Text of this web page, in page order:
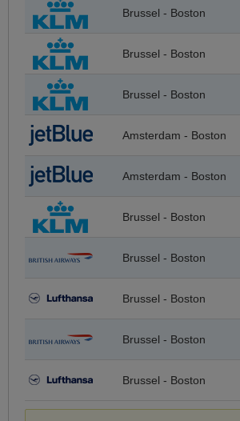
Brussel - Boston
Brussel - Boston
Brussel - Boston
Amsterdam - Boston
Amsterdam - Boston
Brussel - Boston
Brussel - Boston
Brussel - Boston
Brussel - Boston
Brussel - Boston